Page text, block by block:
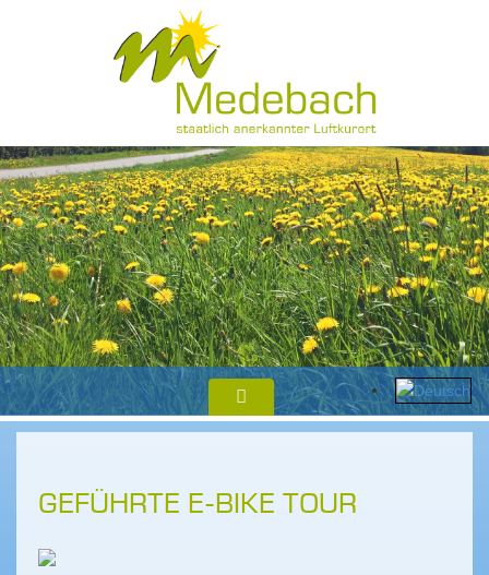
GEFÜHRTE E-BIKE TOUR